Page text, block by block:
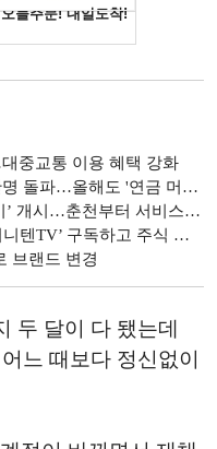
중교통 이용 혜택 강화
파…올해도 '연금 머니무브'
시…춘천부터 서비스 확대
구독하고 주식 받아 가세요”
브랜드 변경
두 달이 다 됐는데
느 때보다 정신없이